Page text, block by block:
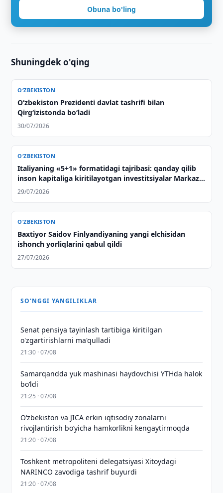
Obuna bo'ling
Shuningdek o'qing
O‘ZBEKISTON
Oʻzbekiston Prezidenti davlat tashrifi bilan
Qirgʻizistonda boʻladi
30/07/2026
O‘ZBEKISTON
Italiyaning «5+1» formatidagi tajribasi: qanday qilib
inson kapitaliga kiritilayotgan investitsiyalar Markaziy
Osiyo bilan strategik sheriklikning asosiga
29/07/2026
O‘ZBEKISTON
Baxtiyor Saidov Finlyandiyaning yangi elchisidan
ishonch yorliqlarini qabul qildi
27/07/2026
SO'NGGI YANGILIKLAR
Senat pensiya tayinlash tartibiga kiritilgan
o'zgartirishlarni ma'qulladi
21:30 · 07/08
Samarqandda yuk mashinasi haydovchisi YTHda halok
bo‘ldi
21:25 · 07/08
Oʻzbekiston va JICA erkin iqtisodiy zonalarni
rivojlantirish boʻyicha hamkorlikni kengaytirmoqda
21:20 · 07/08
Toshkent metropoliteni delegatsiyasi Xitoydagi
NARINCO zavodiga tashrif buyurdi
21:20 · 07/08